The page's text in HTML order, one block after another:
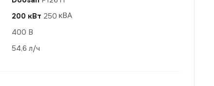
200 кВт 250
400 В
54,6 л/ч